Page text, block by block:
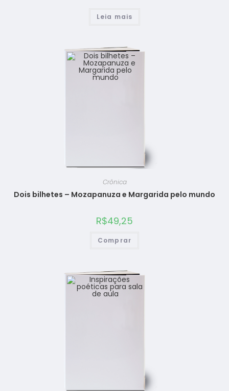
Leia mais
Crônica
Dois bilhetes – Mozapanuza e Margarida pelo mundo
R$49,25
Comprar